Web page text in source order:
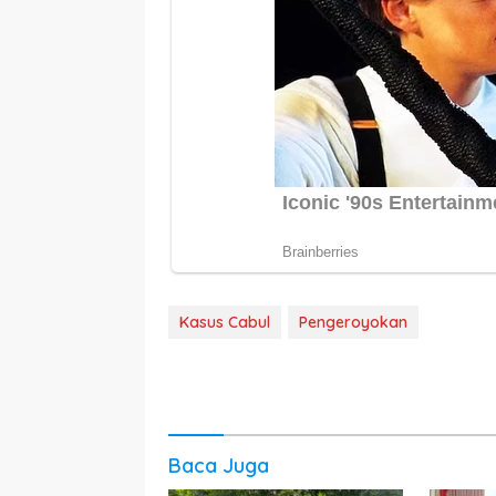
Kasus Cabul Pengeroyokan
Baca Juga